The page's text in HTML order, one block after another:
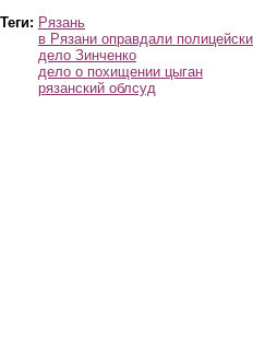
Теги: Рязань
в Рязани оправдали
дело Зинченко
дело о похищении цыган
рязанский облсуд